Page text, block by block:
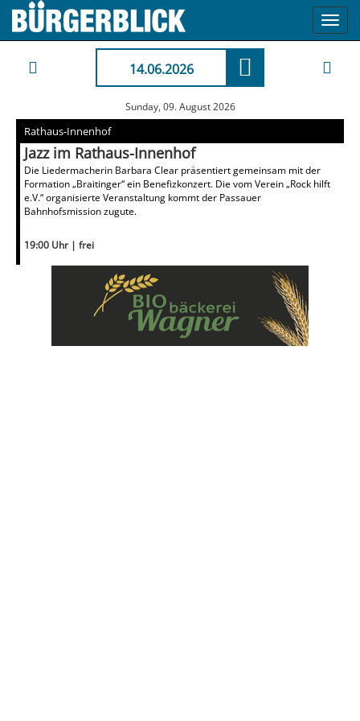
14.06.2026
Sunday, 09. August 2026
Rathaus-Innenhof
Jazz im Rathaus-Innenhof
Die Liedermacherin Barbara Clear präsentiert gemeinsam mit der
Formation „Braitinger“ ein Benefizkonzert. Die vom Verein „Rock hilft
e.V.“ organisierte Veranstaltung kommt der Passauer
Bahnhofsmission zugute.
19:00 Uhr | frei